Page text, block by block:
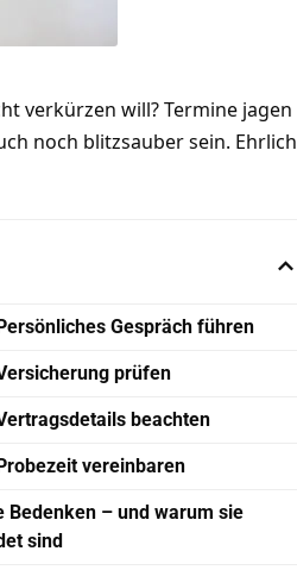
verkürzen will? Termine jagen
noch blitzsauber sein. Ehrlich
Gespräch führen
prüfen
beachten
vereinbaren
Bedenken – und warum sie
sind